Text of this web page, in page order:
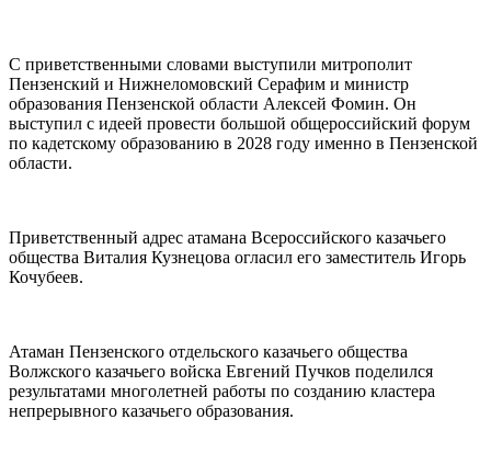
С приветственными словами выступили митрополит
Пензенский и Нижнеломовский Серафим и министр
образования Пензенской области Алексей Фомин. Он
выступил с идеей провести большой общероссийский форум
по кадетскому образованию в 2028 году именно в Пензенской
области.
Приветственный адрес атамана Всероссийского казачьего
общества Виталия Кузнецова огласил его заместитель Игорь
Кочубеев.
Атаман Пензенского отдельского казачьего общества
Волжского казачьего войска Евгений Пучков поделился
результатами многолетней работы по созданию кластера
непрерывного казачьего образования.